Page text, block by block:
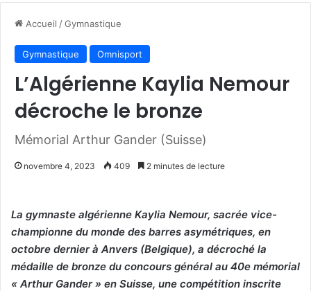
Accueil /Gymnastique
Gymnastique Omnisport
L’Algérienne Kaylia Nemour
décroche le bronze
Mémorial Arthur Gander (Suisse)
novembre 4, 2023 409 2 minutes de lecture
La gymnaste algérienne Kaylia Nemour, sacrée vice-
championne du monde des barres asymétriques, en
octobre dernier à Anvers (Belgique), a décroché la
médaille de bronze du concours général au 40e mémorial
« Arthur Gander » en Suisse, une compétition inscrite